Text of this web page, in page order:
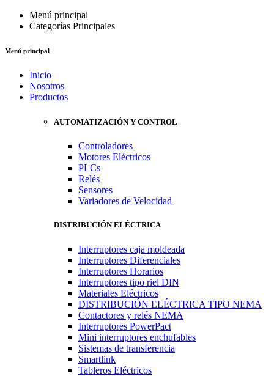
Menú principal
Categorías Principales
Menú principal
Inicio
Nosotros
Productos
AUTOMATIZACIÓN Y CONTROL
Controladores
Motores Eléctricos
PLCs
Relés
Sensores
Variadores de Velocidad
DISTRIBUCIÓN ELÉCTRICA
Interruptores caja moldeada
Interruptores Diferenciales
Interruptores Horarios
Interruptores tipo riel DIN
Materiales Eléctricos
DISTRIBUCIÓN ELÉCTRICA TIPO NEMA
Contactores y relés NEMA
Interruptores PowerPact
Mini interruptores enchufables
Sistemas de transferencia
Smartlink
Tableros Eléctricos